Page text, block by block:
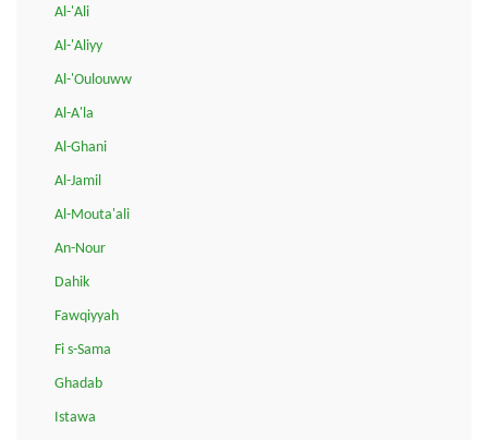
Al-'Ali
Al-'Aliyy
Al-'Oulouww
Al-A'la
Al-Ghani
Al-Jamil
Al-Mouta'ali
An-Nour
Dahik
Fawqiyyah
Fi s-Sama
Ghadab
Istawa